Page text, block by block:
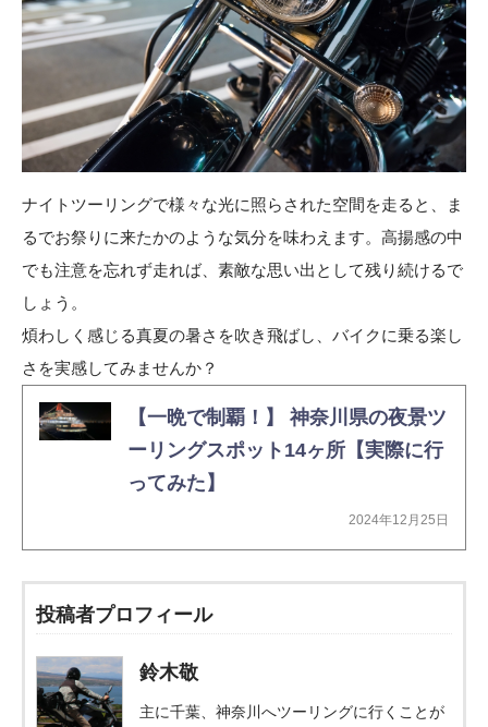
ナイトツーリングで様々な光に照らされた空間を走ると、ま
るでお祭りに来たかのような気分を味わえます。高揚感の中
でも注意を忘れず走れば、素敵な思い出として残り続けるで
しょう。
煩わしく感じる真夏の暑さを吹き飛ばし、バイクに乗る楽し
さを実感してみませんか？
【一晩で制覇！】 神奈川県の夜景ツ
ーリングスポット14ヶ所【実際に行
ってみた】
2024年12月25日
投稿者プロフィール
鈴木敬
主に千葉、神奈川へツーリングに行くことが